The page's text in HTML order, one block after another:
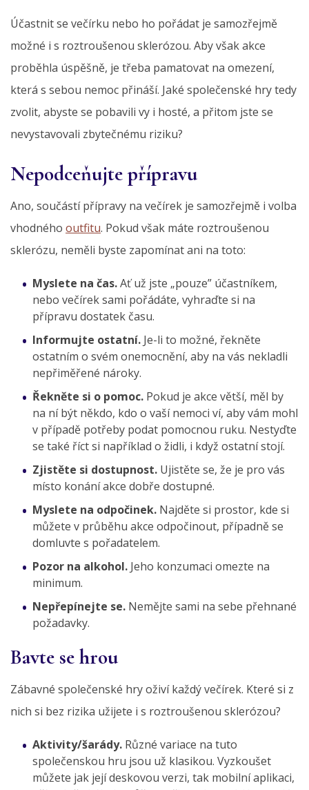
Účastnit se večírku nebo ho pořádat je samozřejmě
možné i s roztroušenou sklerózou. Aby však akce
proběhla úspěšně, je třeba pamatovat na omezení,
která s sebou nemoc přináší. Jaké společenské hry tedy
zvolit, abyste se pobavili vy i hosté, a přitom jste se
nevystavovali zbytečnému riziku?
Nepodceňujte přípravu
Ano, součástí přípravy na večírek je samozřejmě i volba
vhodného outfitu. Pokud však máte roztroušenou
sklerózu, neměli byste zapomínat ani na toto:
Myslete na čas.Ať už jste „pouze” účastníkem,
nebo večírek sami pořádáte, vyhraďte si na
přípravu dostatek času.
Informujte ostatní. Je-li to možné, řekněte
ostatním o svém onemocnění, aby na vás nekladli
nepřiměřené nároky.
Řekněte si o pomoc. Pokud je akce větší, měl by
na ní být někdo, kdo o vaší nemoci ví, aby vám mohl
v případě potřeby podat pomocnou ruku. Nestyďte
se také říct si například o židli, i když ostatní stojí.
Zjistěte si dostupnost. Ujistěte se, že je pro vás
místo konání akce dobře dostupné.
Myslete na odpočinek. Najděte si prostor, kde si
můžete v průběhu akce odpočinout, případně se
domluvte s pořadatelem.
Pozor na alkohol. Jeho konzumaci omezte na
minimum.
Nepřepínejte se. Nemějte sami na sebe přehnané
požadavky.
Bavte se hrou
Zábavné společenské hry oživí každý večírek. Které si z
nich si bez rizika užijete i s roztroušenou sklerózou?
Aktivity/šarády. Různé variace na tuto
společenskou hru jsou už klasikou. Vyzkoušet
můžete jak její deskovou verzi, tak mobilní aplikaci,